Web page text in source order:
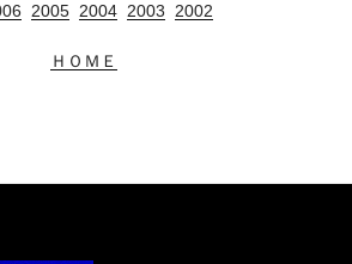
2005 2004 2003 2002
ＨＯＭＥ